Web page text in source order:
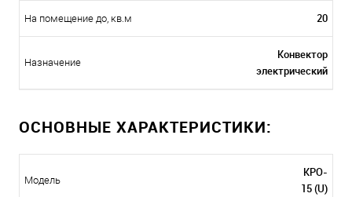
На помещение до, кв.м 20
Назначение
Конвектор
электрический
ОСНОВНЫЕ ХАРАКТЕРИСТИКИ:
Модель
KPO-
15 (U)